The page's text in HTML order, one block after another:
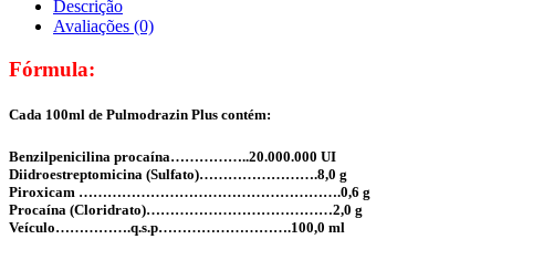
Descrição
Avaliações (0)
Fórmula:
Cada 100ml de Pulmodrazin Plus contém:
Benzilpenicilina procaína……………..20.000.000 UI
Diidroestreptomicina (Sulfato)…………………….8,0 g
Piroxicam ……………………………………………….0,6 g
Procaína (Cloridrato)…………………………………2,0 g
Veículo…………….q.s.p……………………….100,0 ml